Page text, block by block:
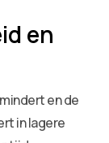
en
en de
in lagere